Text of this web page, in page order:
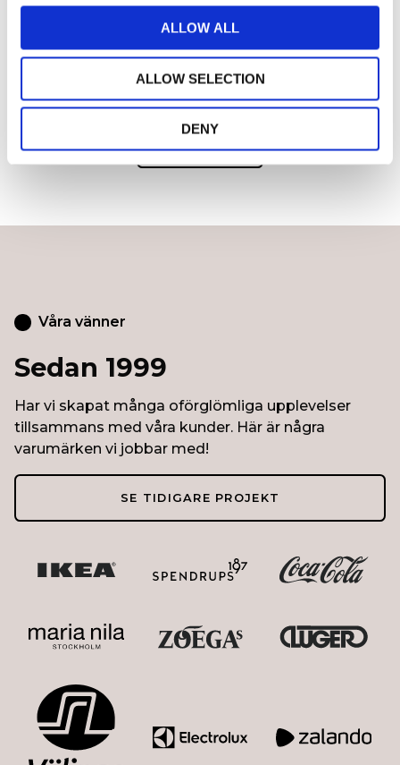
ALLOW ALL
ALLOW SELECTION
DENY
Våra vänner
Sedan 1999
Har vi skapat många oförglömliga upplevelser
tillsammans med våra kunder. Här är några
varumärken vi jobbar med!
SE TIDIGARE PROJEKT